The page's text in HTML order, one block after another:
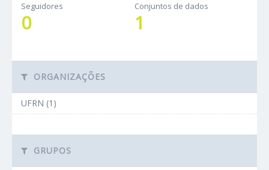
Seguidores
0
Conjuntos de dados
1
ORGANIZAÇÕES
UFRN (1)
GRUPOS